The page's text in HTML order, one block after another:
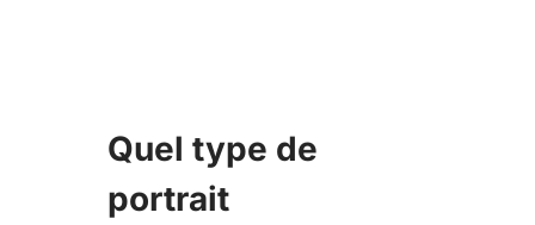
Quel type de
portrait